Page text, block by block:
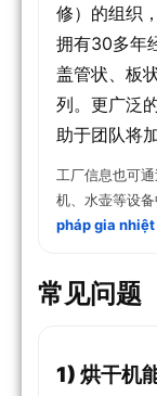
修）的组织
拥有30多年
盖管状、板
列。更广泛
助于团队将
工厂信息也可通
机、水壶等设
pháp gia
常见问题
1) 烘干机